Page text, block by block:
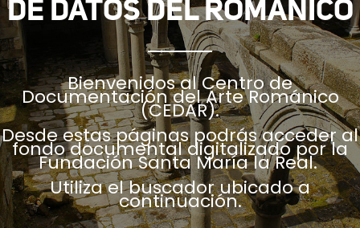
DE DATOS DEL ROMÁNICO
Bienvenidos al Centro de
Documentación del Arte Románico
(CEDAR).
Desde estas páginas podrás acceder al
fondo documental digitalizado por la
Fundación Santa María la Real.
Utiliza el buscador ubicado a
continuación.